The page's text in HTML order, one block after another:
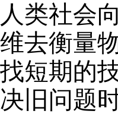
人类社会
维去衡量
找短期的
决旧问题